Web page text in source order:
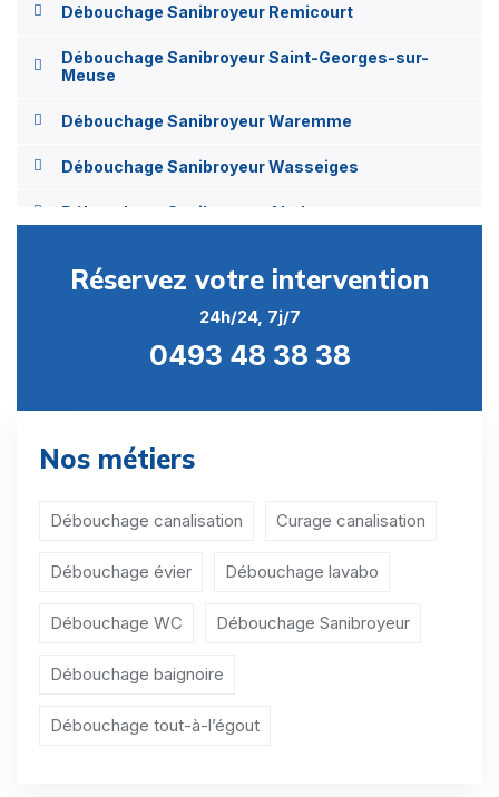
Débouchage Sanibroyeur Remicourt
Débouchage Sanibroyeur Saint-Georges-sur-
Meuse
Débouchage Sanibroyeur Waremme
Débouchage Sanibroyeur Wasseiges
Débouchage Sanibroyeur Abolens
Débouchage Sanibroyeur Ambresin
Débouchage Sanibroyeur Bergilers
Débouchage Sanibroyeur Berloz
Débouchage Sanibroyeur Bertrée
Débouchage Sanibroyeur Bettincourt
Réservez votre intervention
24h/24, 7j/7
0493 48 38 38
Nos métiers
Débouchage canalisation Curage canalisation
Débouchage évier Débouchage lavabo
Débouchage WC Débouchage Sanibroyeur
Débouchage baignoire
Débouchage tout-à-l’égout